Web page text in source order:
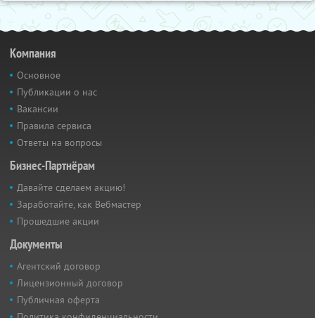
Компания
Основное
Публикации о нас
Вакансии
Правила сервиса
Ответы на вопросы
Бизнес-Партнёрам
Давайте сделаем акцию!
Заработайте, как Вебмастер
Прошедшие акции
Документы
Агентский договор
Лицензионный договор
Публичная оферта